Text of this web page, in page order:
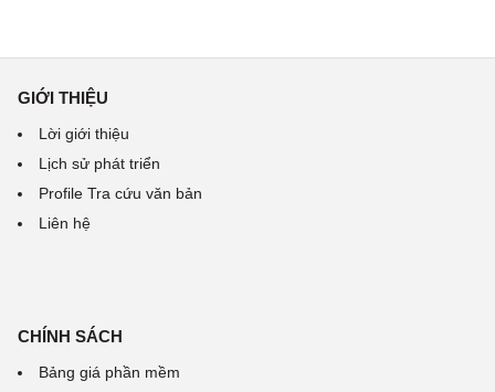
GIỚI THIỆU
Lời giới thiệu
Lịch sử phát triển
Profile Tra cứu văn bản
Liên hệ
CHÍNH SÁCH
Bảng giá phần mềm